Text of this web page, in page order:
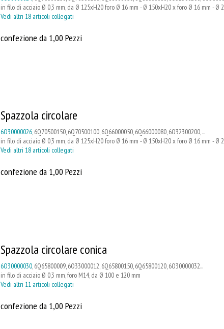
in filo di acciaio Ø 0,3 mm, da Ø 125xH20 foro Ø 16 mm - Ø 150xH20 x foro Ø 16 mm - Ø
Vedi altri 18 articoli collegati
confezione da 1,00 Pezzi
Spazzola circolare
6O30000026, 6Q70500150, 6Q70500100, 6Q66000050, 6Q66000080, 6O32300200, ...
in filo di acciaio Ø 0,3 mm, da Ø 125xH20 foro Ø 16 mm - Ø 150xH20 x foro Ø 16 mm - Ø
Vedi altri 18 articoli collegati
confezione da 1,00 Pezzi
Spazzola circolare conica
6O30000030, 6Q65800009, 6O33000012, 6Q65800150, 6Q65800120, 6O30000032...
in filo di acciaio Ø 0,3 mm, foro M14, da Ø 100 e 120 mm
Vedi altri 11 articoli collegati
confezione da 1,00 Pezzi